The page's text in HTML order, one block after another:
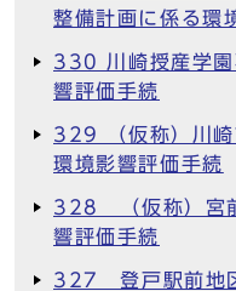
整備計画に係る環
330 川崎授産学園
響評価手続
329 （仮称）川崎
環境影響評価手続
328 （仮称）宮
響評価手続
327 登戸駅前地